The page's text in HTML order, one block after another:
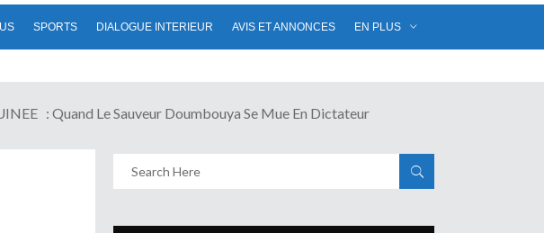
SPORTS DIALOGUE INTERIEUR AVIS ET ANNONCES EN PLUS
pour l’Afrique
: Quand Le Sauveur Doumbouya Se Mue En Dictateur